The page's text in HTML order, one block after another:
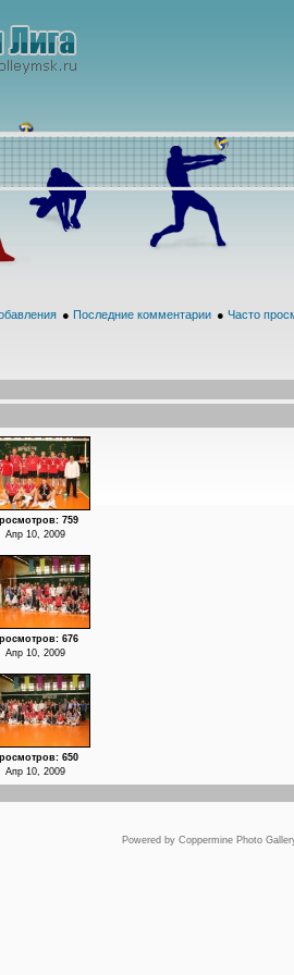
● Последние комментарии ● Часто
759
Апр 10, 2009
676
Апр 10, 2009
650
Апр 10, 2009
Powered by Coppermine Photo